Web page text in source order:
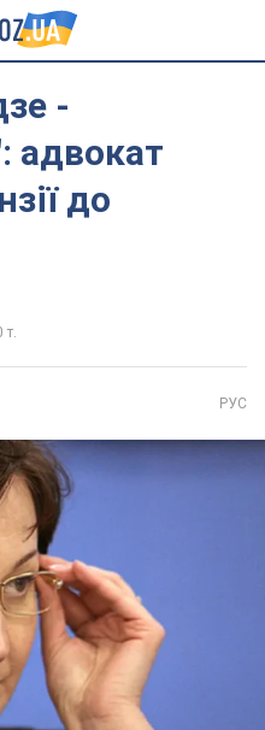
-
адвокат
до
т.
РУС